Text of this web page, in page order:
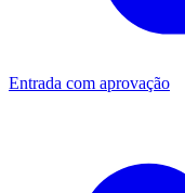
Entrada com aprovação